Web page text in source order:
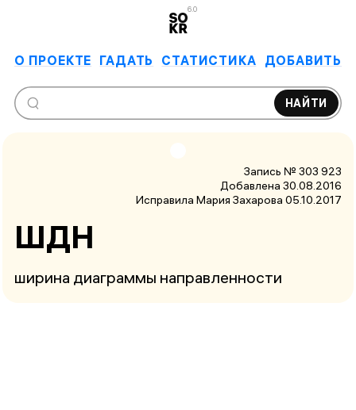
6.0
О ПРОЕКТЕ ГАДАТЬ СТАТИСТИКА ДОБАВИТЬ
НАЙТИ
Запись № 303 923
Добавлена 30.08.2016
Исправила Мария Захарова 05.10.2017
ШДН
ширина диаграммы направленности